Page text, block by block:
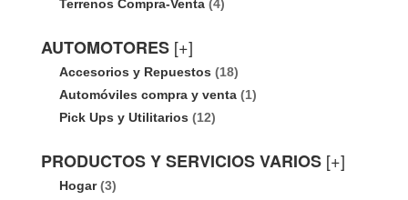
Terrenos Compra-Venta (4)
AUTOMOTORES [+]
Accesorios y Repuestos (18)
Automóviles compra y venta (1)
Pick Ups y Utilitarios (12)
PRODUCTOS Y SERVICIOS VARIOS [+]
Hogar(3)